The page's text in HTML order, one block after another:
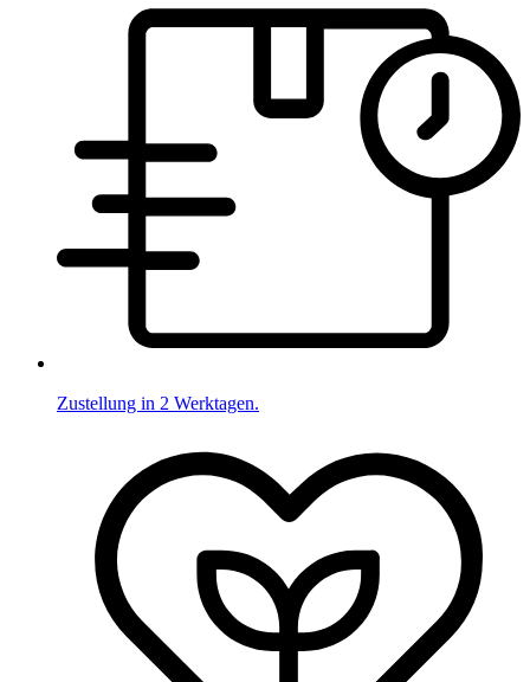
Zustellung in 2 Werktagen.